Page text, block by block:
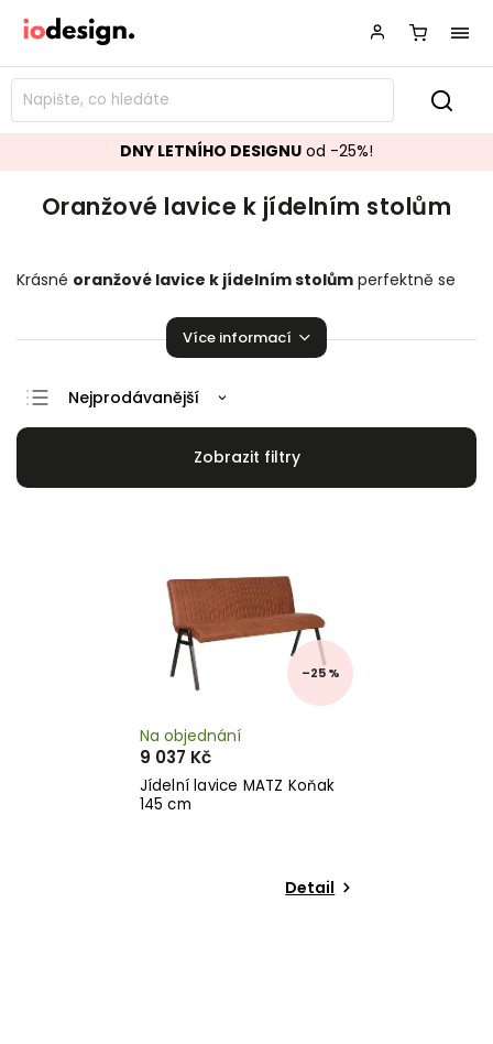
DNY LETNÍHO DESIGNU od -25%!
Oranžové lavice k jídelním stolům
Krásné oranžové lavice k jídelním stolům perfektně se
Je radost na nich sedět!
Více informací
Doporučujeme
Nejprodávanější
–25 %
Jídelní lavice MATZ Koňak
145 cm
Na objednání
9 037 Kč
Detail